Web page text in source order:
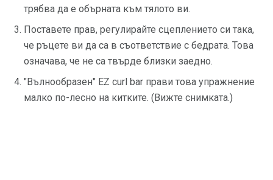
трябва да е обърната към тялото ви.
Поставете прав, регулирайте сцеплението си така,
че ръцете ви да са в съответствие с бедрата. Това
означава, че не са твърде близки заедно.
"Вълнообразен" EZ curl bar прави това упражнение
малко по-лесно на китките. (Вижте снимката.)